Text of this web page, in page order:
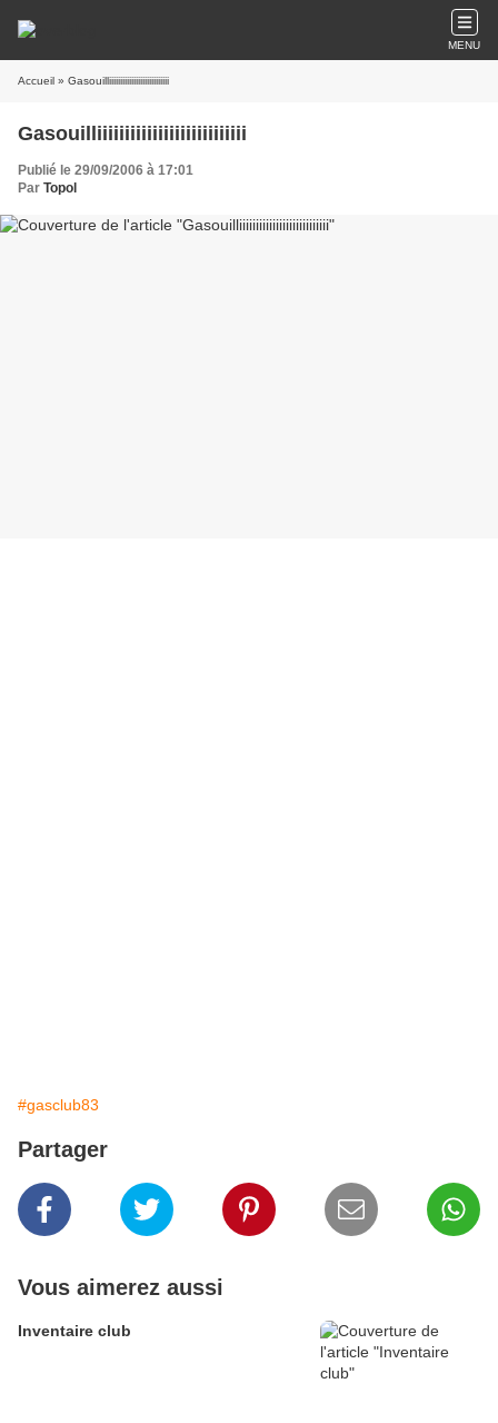
MENU
Accueil » Gasouilliiiiiiiiiiiiiiiiiiiiiiiiiii
Gasouilliiiiiiiiiiiiiiiiiiiiiiiiiii
Publié le 29/09/2006 à 17:01
Par Topol
#gasclub83
Partager
Vous aimerez aussi
Inventaire club